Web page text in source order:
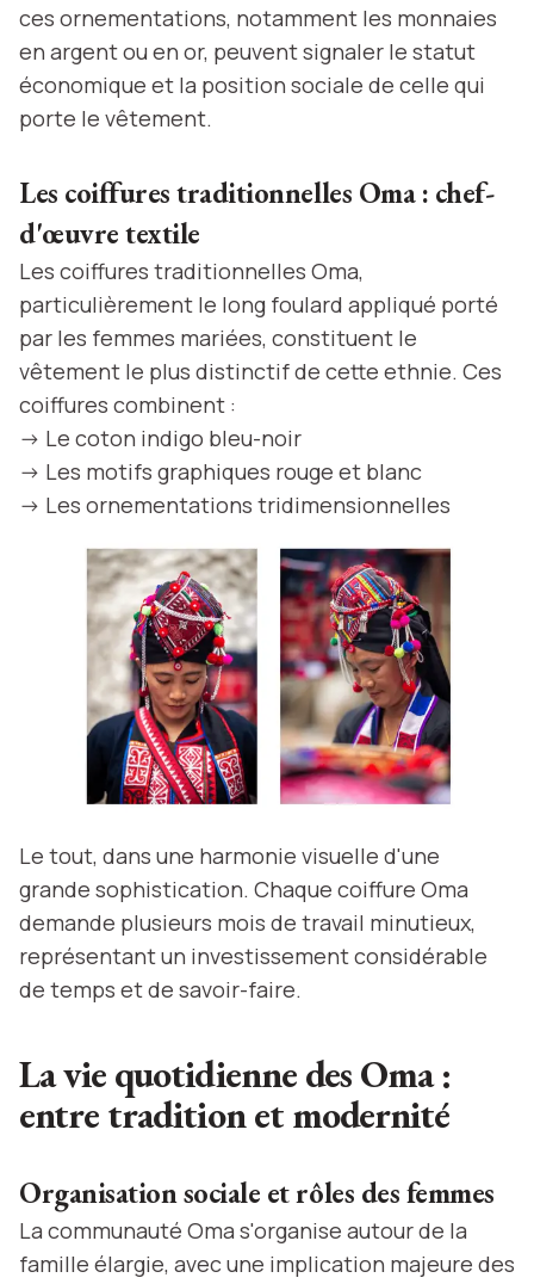
ces ornementations, notamment les monnaies
en argent ou en or, peuvent signaler le statut
économique et la position sociale de celle qui
porte le vêtement.
Les coiffures traditionnelles Oma : chef-
d'œuvre textile
Les coiffures traditionnelles Oma,
particulièrement le long foulard appliqué porté
par les femmes mariées, constituent le
vêtement le plus distinctif de cette ethnie. Ces
coiffures combinent :
-> Le coton indigo bleu-noir
-> Les motifs graphiques rouge et blanc
-> Les ornementations tridimensionnelles
Le tout, dans une harmonie visuelle d'une
grande sophistication. Chaque coiffure Oma
demande plusieurs mois de travail minutieux,
représentant un investissement considérable
de temps et de savoir-faire.
La vie quotidienne des Oma :
entre tradition et modernité
Organisation sociale et rôles des femmes
La communauté Oma s'organise autour de la
famille élargie, avec une implication majeure des